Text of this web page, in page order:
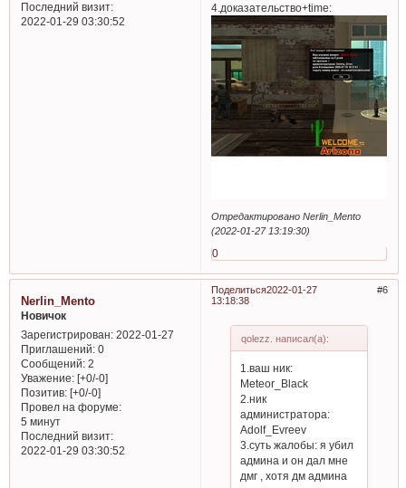
Последний визит:
2022-01-29 03:30:52
4.доказательство+time:
Отредактировано Nerlin_Mento
(2022-01-27 13:19:30)
0
Поделиться 6
2022-01-27
13:18:38
Nerlin_Mento
Новичок
Зарегистрирован: 2022-01-27
Приглашений:0
Сообщений:2
Уважение: [+0/-0]
Позитив: [+0/-0]
Провел на форуме:
5 минут
Последний визит:
2022-01-29 03:30:52
qolezz. написал(а):
1.ваш ник:
Meteor_Black
2.ник
администратора:
Adolf_Evreev
3.суть жалобы: я убил
админа и он дал мне
дмг , хотя дм админа